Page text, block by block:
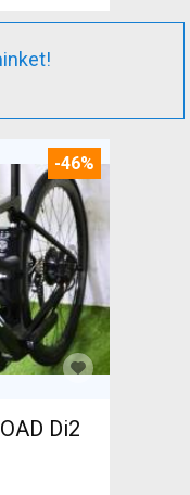
-46%
Di2
/ Gravel